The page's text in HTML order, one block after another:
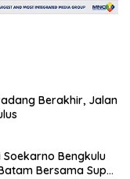
Berakhir, Jalan
Bengkulu
Bersama Super